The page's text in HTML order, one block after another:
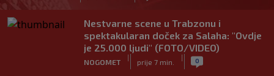
Nestvarne scene u Trabzonu i
spektakularan doček za Salaha: "Ovdje
je 25.000 ljudi" (FOTO/VIDEO)
NOGOMET
|
prije 7 min.
| 0